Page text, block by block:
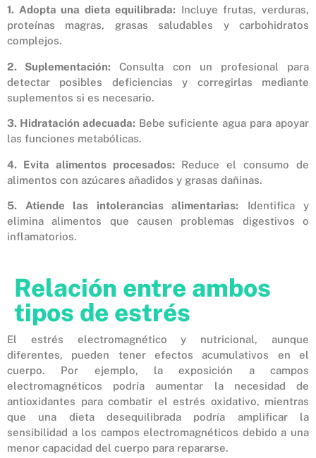
1. Adopta una dieta equilibrada: Incluye frutas, verduras,
proteínas magras, grasas saludables y carbohidratos
complejos.
2. Suplementación: Consulta con un profesional para
detectar posibles deficiencias y corregirlas mediante
suplementos si es necesario.
3. Hidratación adecuada: Bebe suficiente agua para apoyar
las funciones metabólicas.
4. Evita alimentos procesados: Reduce el consumo de
alimentos con azúcares añadidos y grasas dañinas.
5. Atiende las intolerancias alimentarias: Identifica y
elimina alimentos que causen problemas digestivos o
inflamatorios.
Relación entre ambos
tipos de estrés
El estrés electromagnético y nutricional, aunque
diferentes, pueden tener efectos acumulativos en el
cuerpo. Por ejemplo, la exposición a campos
electromagnéticos podría aumentar la necesidad de
antioxidantes para combatir el estrés oxidativo, mientras
que una dieta desequilibrada podría amplificar la
sensibilidad a los campos electromagnéticos debido a una
menor capacidad del cuerpo para repararse.